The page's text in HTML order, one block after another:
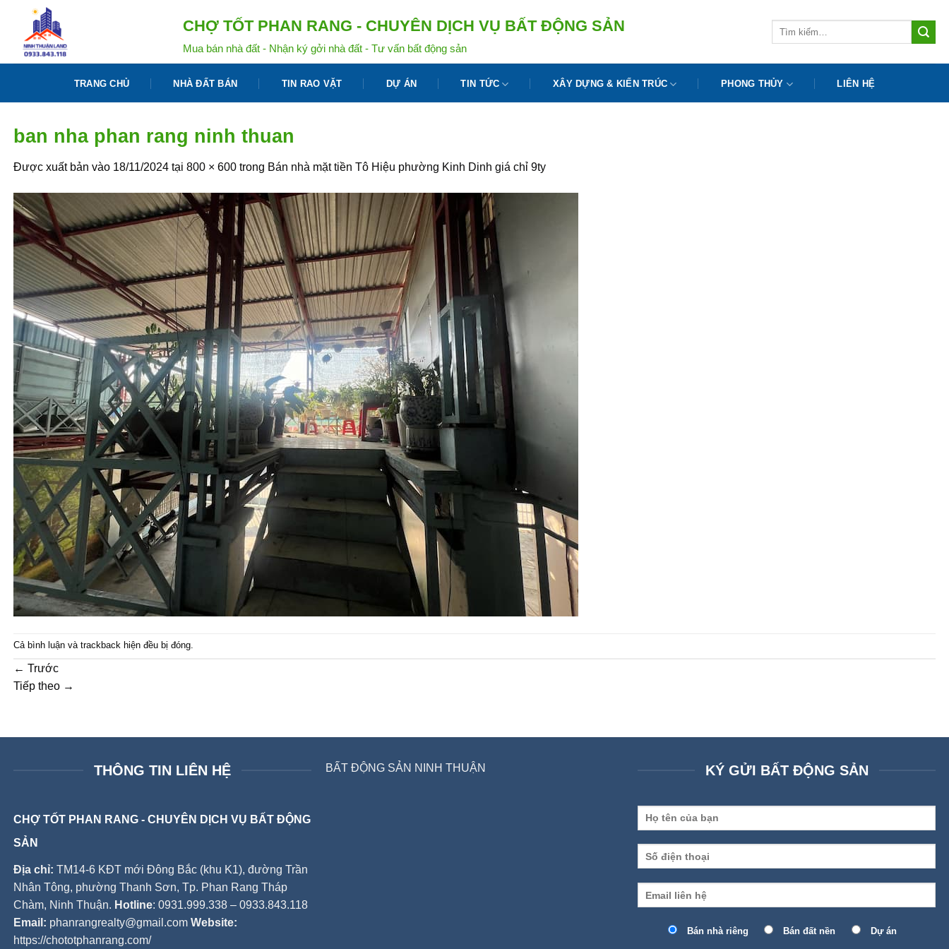
dung
CHỢ TỐT PHAN RANG - CHUYÊN DỊCH VỤ BẤT ĐỘNG SẢN
Mua bán nhà đất - Nhận ký gởi nhà đất - Tư vấn bất động sản
TRANG CHỦ NHÀ ĐẤT BÁN TIN RAO VẶT DỰ ÁN TIN TỨC XÂY DỰNG & KIẾN TRÚC PHONG THỦY LIÊN HỆ
ban nha phan rang ninh thuan
Được xuất bản vào 18/11/2024 tại 800 × 600 trong Bán nhà mặt tiền Tô Hiệu phường Kinh Dinh giá chỉ 9ty
Cả bình luận và trackback hiện đều bị đóng.
← Trước
Tiếp theo →
THÔNG TIN LIÊN HỆ
CHỢ TỐT PHAN RANG - CHUYÊN DỊCH VỤ BẤT ĐỘNG
SẢN
Địa chỉ: TM14-6 KĐT mới Đông Bắc (khu K1), đường Trần
Nhân Tông, phường Thanh Sơn, Tp. Phan Rang Tháp
Chàm, Ninh Thuận. Hotline: 0931.999.338 – 0933.843.118
Email: phanrangrealty@gmail.com Website:
https://chototphanrang.com/
BẤT ĐỘNG SẢN NINH THUẬN KÝ GỬI BẤT ĐỘNG SẢN
Bán nhà riêng Bán đất nền Dự án